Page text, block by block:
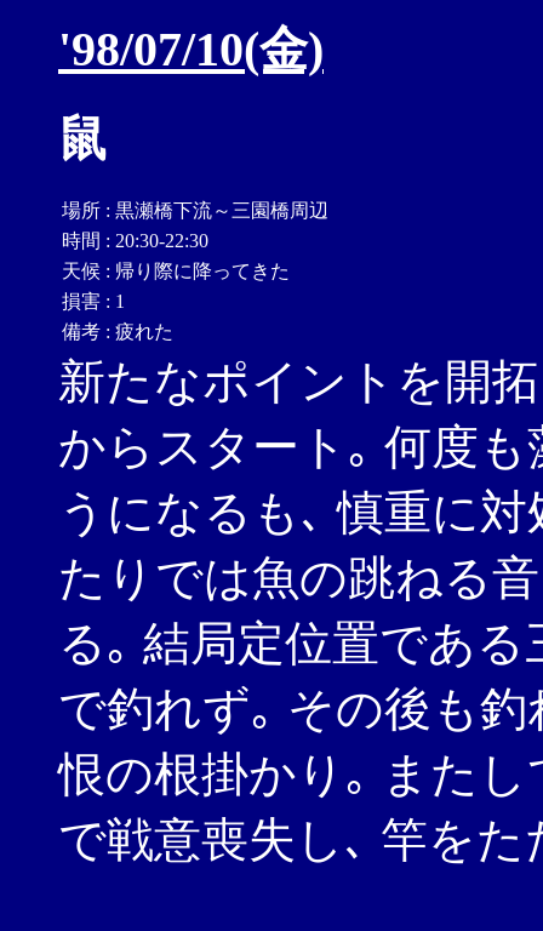
'98/07/10(金)
鼠
場所 : 黒瀬橋下流～三園橋周辺
時間 : 20:30-22:30
天候 : 帰り際に降ってきた
損害 : 1
備考 : 疲れた
新たなポイントを開
からスタート｡ 何度
うになるも､ 慎重に
たりでは魚の跳ねる
る｡ 結局定位置であ
で釣れず｡ その後も
恨の根掛かり｡ また
で戦意喪失し､ 竿を